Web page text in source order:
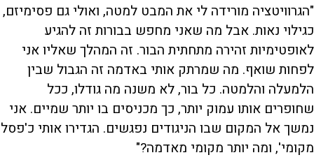
"הגרוויטציה מורידה לי את המבט למטה, ואולי גם פסימיזם,
כגילוי נאות. אבל מה שאני מחפש בבורות זה להגיע
לאופטימיות זהירה מתחתית הבור. זה המהלך שאליו אני
לפחות שואף. מה שמרתק אותי באדמה זה הגבול שבין
הלמעלה והלמטה. כל בור, לא משנה מה גודלו, ככל
שחופרים אותו עמוק יותר, כך מכניסים בו יותר שמיים. אני
נמשך אל המקום שבו הניגודים נפגשים. הגדירו אותי כ'פסל
מקומי', ומה יותר מקומי מאדמה?"